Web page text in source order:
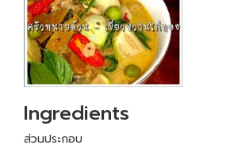
Ingredients
ส่วนประกอบ